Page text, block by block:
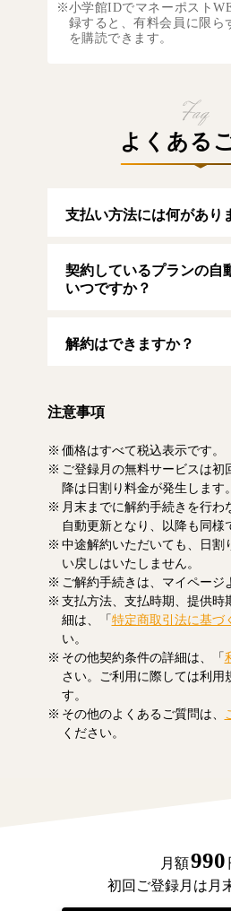
小学館IDでマネーポスト
録すると、有料会員に限ら
を購読できます。
よくある
支払い方法には何があり
す。
【クレジットカード】
契約しているプランの自
いつですか？
ンのご利用期間は、マイペ
解約はできますか？
事をお読みいただけます。
注意事項
価格はすべて税込表示です。
ご登録月の無料サービスは初
降は日割り料金が発生します。
月末までに解約手続きを行わ
自動更新となり、以降も同様
中途解約いただいても、日割
い戻しはいたしません。
ご解約手続きは、マイページ
支払方法、支払時期、提供時
細は、「特定商取引法に基づ
い。
その他契約条件の詳細は、「
さい。ご利用に際しては利用
す。
その他のよくあるご質問は、
ください。
月額990
初回ご登録月は月